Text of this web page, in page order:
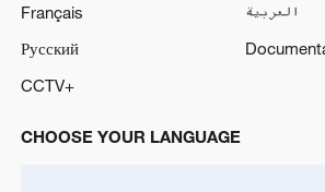
Français
العربية
Русский
CCTV+
CHOOSE YOUR LANGUAGE